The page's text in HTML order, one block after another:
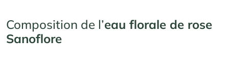
Composition de l’eau florale de rose
Sanoflore